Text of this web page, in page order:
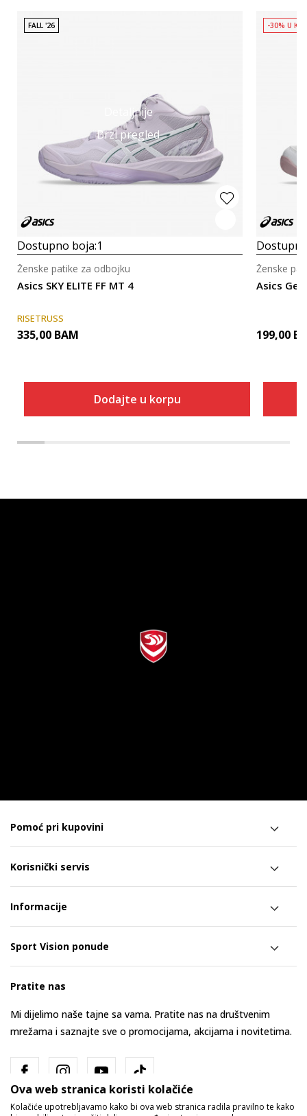
Detaljnije
Brzi pregled
FALL '26
Dostupno boja:1
Asics SKY ELITE FF MT 4
Ženske patike za odbojku
RISETRUSS
335,00 BAM
Dodajte u korpu
-30% U
Asics
Ženske
199,00
Pomoć pri kupovini
Korisnički servis
Informacije
Sport Vision ponude
Pratite nas
Mi dijelimo naše tajne sa vama. Pratite nas na društvenim
mrežama i saznajte sve o promocijama, akcijama i novitetima.
Ova web stranica koristi kolačiće
Kolačiće upotrebljavamo kako bi ova web stranica radila pravilno te kako